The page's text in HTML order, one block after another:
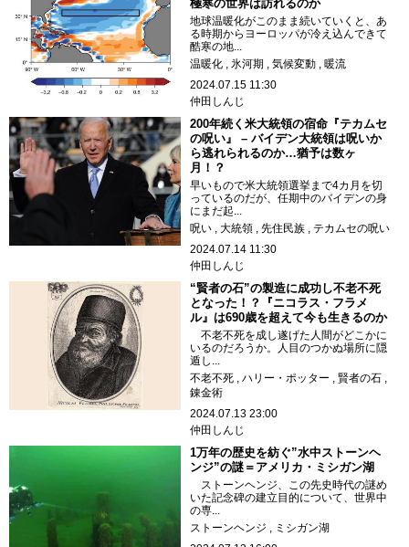
極寒の世界は訪れるのか
地球温暖化がこのまま続いていくと、あ
る時期からヨーロッパが冷え込んできて
酷寒の地...
温暖化
氷河期 気候変動
暖流
2024.07.15 11:30
仲田しんじ
200年続く米大統領の宿命『テカムセ
の呪い』 – バイデン大統領は呪いか
ら逃れられるのか…猶予は数ヶ
月！？
早いもので米大統領選挙まで4カ月を切
っているのだが、任期中のバイデンの身
にまだ起...
呪い
大統領 先住民族
テカムセの呪い
2024.07.14 11:30
仲田しんじ
“賢者の石”の製造に成功し不老不死
となった！？『ニコラス・フラメ
ル』は690歳を超えて今も生きるのか
不老不死を成し遂げた人間がどこかに
いるのだろうか。人目のつかぬ場所に隠
遁し...
不老不死
ハリー・ポッター
賢者の石
錬金術
2024.07.13 23:00
仲田しんじ
1万年の歴史を紡ぐ”水中ストーンヘ
ンジ”の謎＝アメリカ・ミシガン湖
ストーンヘンジ、この先史時代の謎め
いた記念碑の建立目的について、世界中
の専...
ストーンヘンジ
ミシガン湖